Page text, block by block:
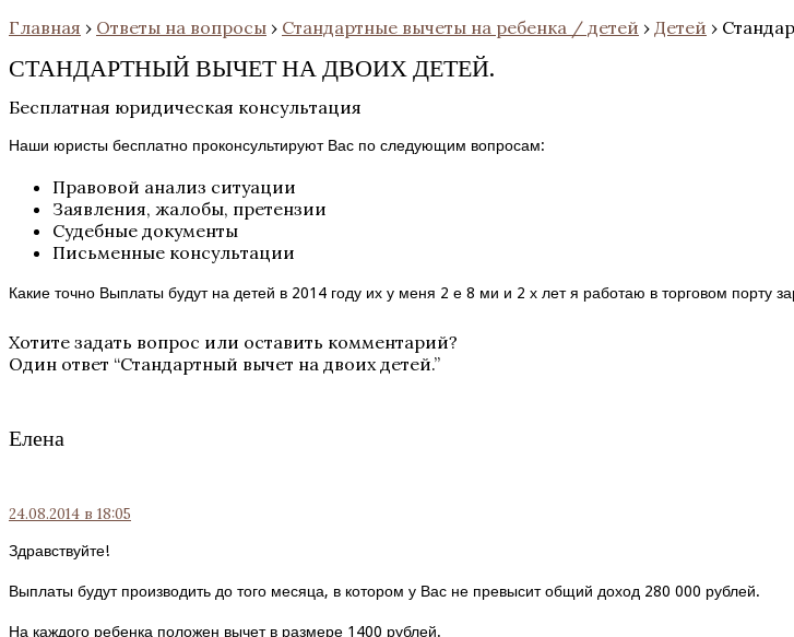
Главная › Ответы на вопросы › Стандартные вычеты на ребенка / детей › Детей ›
СТАНДАРТНЫЙ ВЫЧЕТ НА ДВОИХ ДЕТЕЙ.
Бесплатная юридическая консультация
Наши юристы бесплатно проконсультируют Вас по следующим вопросам:
Правовой анализ ситуации
Заявления, жалобы, претензии
Судебные документы
Письменные консультации
Какие точно Выплаты будут на детей в 2014 году их у меня 2 е 8 ми и 2 х лет я работаю в торговом порту
Хотите задать вопрос или оставить комментарий?
Один ответ “Стандартный вычет на двоих детей.”
Елена
24.08.2014 в 18:05
Здравствуйте!
Выплаты будут производить до того месяца, в котором у Вас не превысит общий доход 280 000 рублей.
На каждого ребенка положен вычет в размере 1400 рублей.